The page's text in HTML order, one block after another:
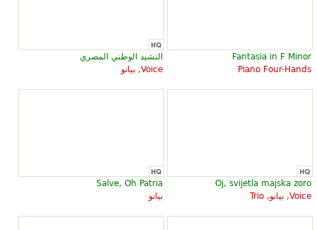
Fantasia in F Minor
Piano Four-Hands
النشيد الوطني المصري
Voice, بيانو
Oj, svijetla majska zoro
Voice, بيانو, Trio
Salve, Oh Patria
بيانو